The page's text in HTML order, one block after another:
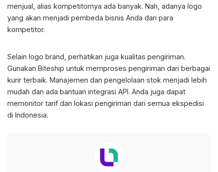
menjual, alias kompetitornya ada banyak. Nah, adanya logo
yang akan menjadi pembeda bisnis Anda dari para
kompetitor.
Selain logo brand, perhatikan juga kualitas pengiriman.
Gunakan Biteship untuk memproses pengiriman dari berbagai
kurir terbaik. Manajemen dan pengelolaan stok menjadi lebih
mudah dan ada bantuan integrasi API. Anda juga dapat
memonitor tarif dan lokasi pengiriman dari semua ekspedisi
di Indonesia.